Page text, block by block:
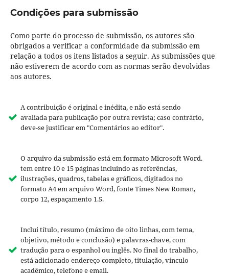
Condições para submissão
Como parte do processo de submissão, os autores são
obrigados a verificar a conformidade da submissão em
relação a todos os itens listados a seguir. As submissões que
não estiverem de acordo com as normas serão devolvidas
aos autores.
A contribuição é original e inédita, e não está sendo
avaliada para publicação por outra revista; caso contrário,
deve-se justificar em "Comentários ao editor".
O arquivo da submissão está em formato Microsoft Word.
tem entre 10 e 15 páginas incluindo as referências,
ilustrações, quadros, tabelas e gráficos, digitados no
formato A4 em arquivo Word, fonte Times New Roman,
corpo 12, espaçamento 1.5.
Inclui título, resumo (máximo de oito linhas, com tema,
objetivo, método e conclusão) e palavras-chave, com
tradução para o espanhol ou inglês. No final do trabalho,
está adicionado endereço completo, titulação, vínculo
acadêmico, telefone e email.